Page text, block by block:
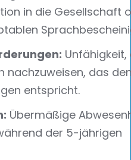
in die Gesellschaft
Unfähigkeit,
nachzuweisen, das
entspricht.
Übermäßige
der 5-jährigen